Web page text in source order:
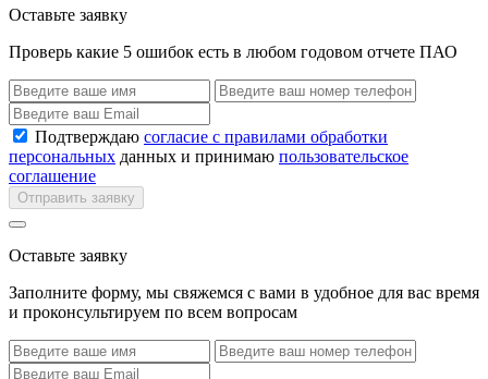
Оставьте заявку
Проверь какие 5 ошибок есть в любом годовом отчете ПАО
Подтверждаю согласие с правилами обработки
персональных данных и принимаю пользовательское
соглашение
Отправить заявку
Оставьте заявку
Заполните форму, мы свяжемся с вами в удобное для вас время
и проконсультируем по всем вопросам